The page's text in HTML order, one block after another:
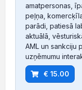
amatpersonas,
peļņa,
parādi, patiesā
aktuālā,
AML un sankciju
uzņēmumu
€ 15.00